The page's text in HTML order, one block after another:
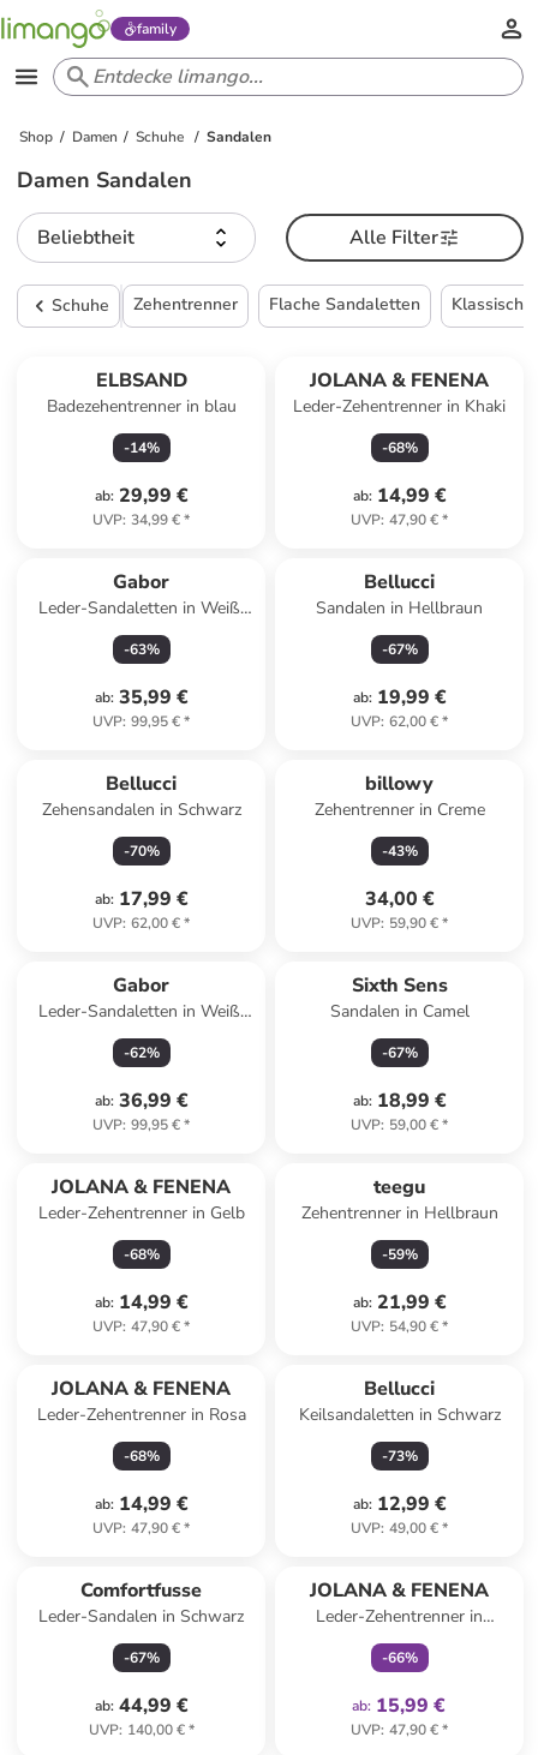
family
Shop Damen Schuhe Sandalen
Damen Sandalen
Beliebtheit Alle Filter
Schuhe Zehentrenner Flache Sandaletten
ELBSAND
Badezehentrenner in blau
-14%
ab: 29,99 €
UVP: 34,99 €*
JOLANA & FENENA
Leder-Zehentrenner in Khaki
-68%
ab: 14,99 €
UVP: 47,90 €*
Gabor
Leder-Sandaletten in Weiß/
Mint
-63%
ab: 35,99 €
UVP: 99,95 €*
Bellucci
Sandalen in Hellbraun
-67%
ab: 19,99 €
UVP: 62,00 €*
Bellucci
Zehensandalen in Schwarz
-70%
ab: 17,99 €
UVP: 62,00 €*
billowy
Zehentrenner in Creme
-43%
34,00 €
UVP: 59,90 €*
Gabor
Leder-Sandaletten in Weiß/
Gold/ Silber
-62%
ab: 36,99 €
UVP: 99,95 €*
Sixth Sens
Sandalen in Camel
-67%
ab: 18,99 €
UVP: 59,00 €*
JOLANA & FENENA
Leder-Zehentrenner in Gelb
-68%
ab: 14,99 €
UVP: 47,90 €*
teegu
Zehentrenner in Hellbraun
-59%
ab: 21,99 €
UVP: 54,90 €*
JOLANA & FENENA
Leder-Zehentrenner in Rosa
-68%
ab: 14,99 €
UVP: 47,90 €*
Bellucci
Keilsandaletten in Schwarz
-73%
ab: 12,99 €
UVP: 49,00 €*
Comfortfusse
Leder-Sandalen in Schwarz
-67%
ab: 44,99 €
UVP: 140,00 €*
JOLANA & FENENA
Leder-Zehentrenner in
Hellbraun
-66%
ab: 15,99 €
UVP: 47,90 €*